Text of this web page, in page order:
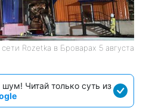
Rozetka в Броварах 5 августа
Читай только суть из